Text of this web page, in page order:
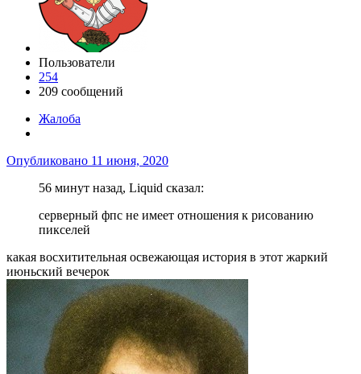
Пользователи
254
209 сообщений
Жалоба
Опубликовано 11 июня, 2020
56 минут назад, Liquid сказал:
серверный фпс не имеет отношения к рисованию
пикселей
какая восхитительная освежающая история в этот жаркий
июньский вечерок